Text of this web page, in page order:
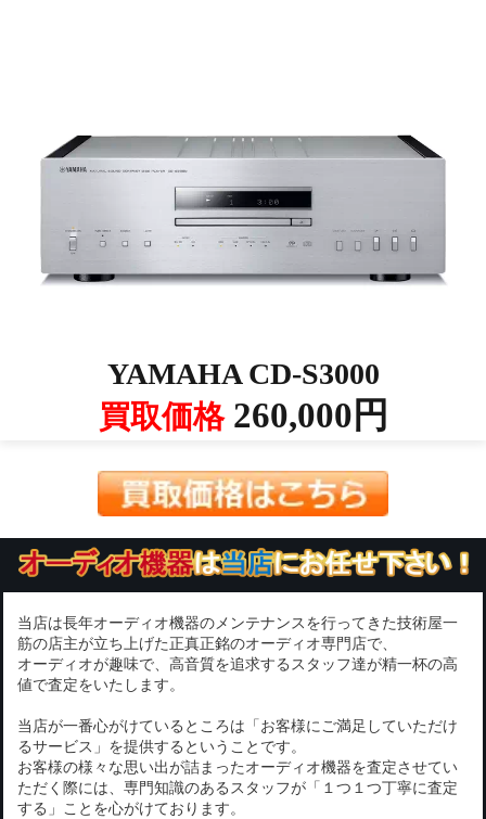
YAMAHA CD-S3000
買取価格260,000円
当店は長年オーディオ機器のメンテナンスを行ってきた技術屋一
筋の店主が立ち上げた正真正銘のオーディオ専門店で、
オーディオが趣味で、高音質を追求するスタッフ達が精一杯の高
値で査定をいたします。
当店が一番心がけているところは「お客様にご満足していただけ
るサービス」を提供するということです。
お客様の様々な思い出が詰まったオーディオ機器を査定させてい
ただく際には、専門知識のあるスタッフが「１つ１つ丁寧に査定
する」ことを心がけております。